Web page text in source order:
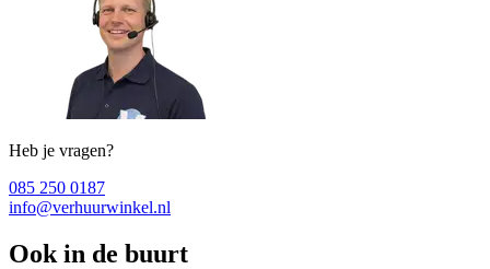
Heb je vragen?
085 250 0187
info@verhuurwinkel.nl
Ook in de buurt